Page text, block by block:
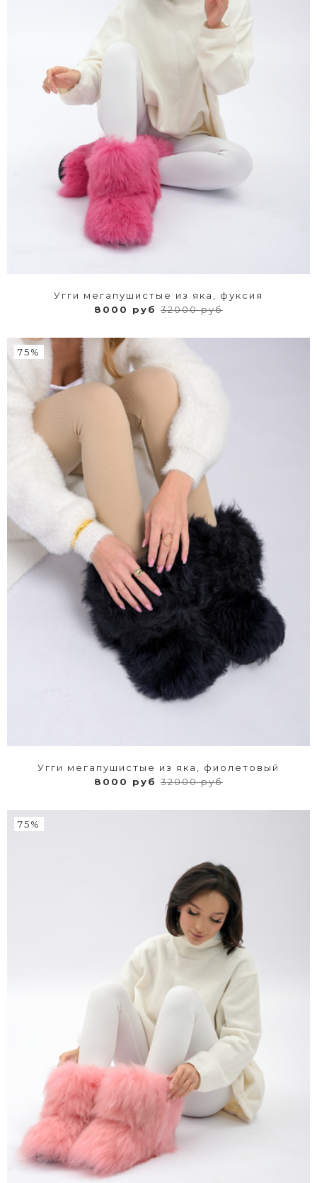
Угги мегапушистые из яка, фуксия
8000 руб 32000 руб
75%
Угги мегапушистые из яка, фиолетовый
8000 руб 32000 руб
75%